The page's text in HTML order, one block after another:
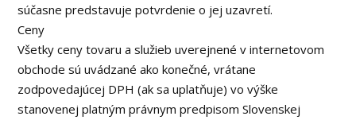
súčasne predstavuje potvrdenie o jej uzavretí.
Ceny
Všetky ceny tovaru a služieb uverejnené v internetovom
obchode sú uvádzané ako konečné, vrátane
zodpovedajúcej DPH (ak sa uplatňuje) vo výške
stanovenej platným právnym predpisom Slovenskej